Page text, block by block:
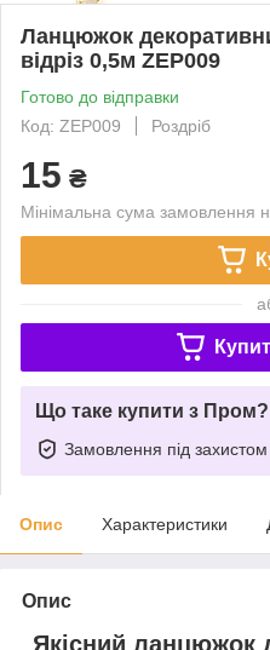
Ланцюжок
відріз 0,5м ZEP009
Готово до відправки
Код: ZEP009
Роздріб
15 ₴
Мінімальна сума замовлення
Що таке купити з Пром?
Замовлення під захистом
Опис Характеристики
Опис
Якісний ланцюжок